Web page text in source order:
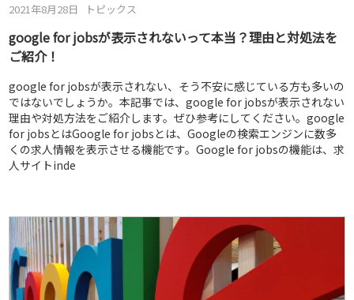
2021年8月28日 トピックス
google for jobsが表示されないって本当？理由と対処法を
ご紹介！
google for jobsが表示されない、そう不安に感じている方も多いの
ではないでしょうか。本記事では、google for jobsが表示されない
理由や対処方法をご紹介します。ぜひ参考にしてください。google
for jobsとはGoogle for jobsとは、Googleの検索エンジンに数多
くの求人情報を表示させる機能です。Google for jobsの機能は、求
人サイトinde